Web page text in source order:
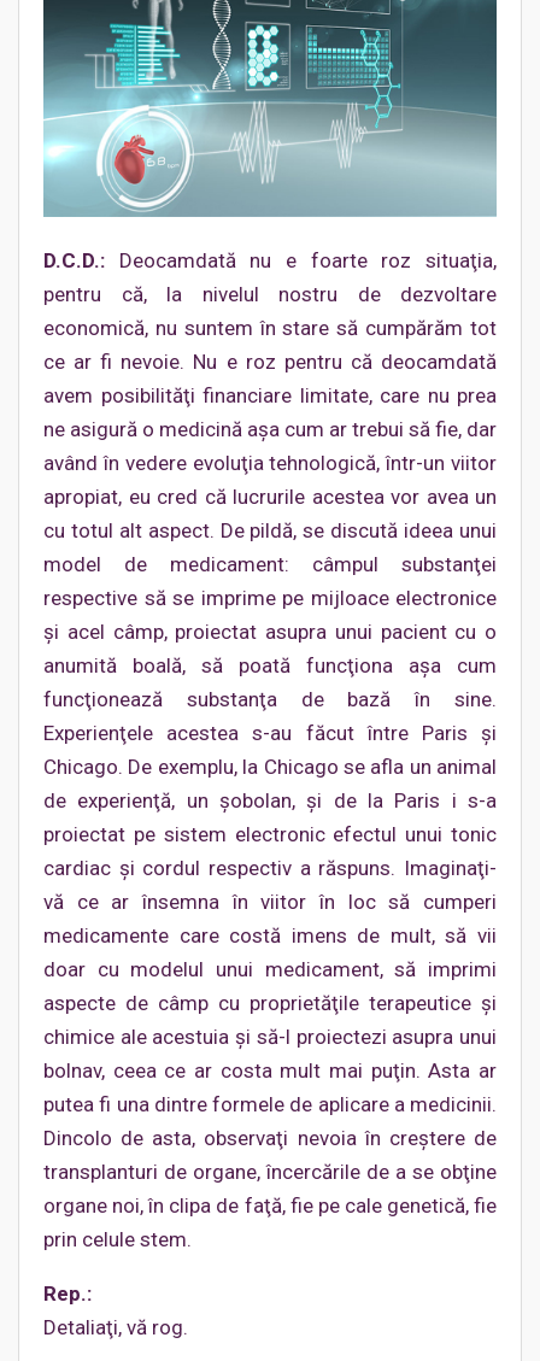
D.C.D.: Deocamdată nu e foarte roz situaţia,
pentru că, la nivelul nostru de dezvoltare
economică, nu suntem în stare să cumpărăm tot
ce ar fi nevoie. Nu e roz pentru că deocamdată
avem posibilităţi financiare limitate, care nu prea
ne asigură o medicină aşa cum ar trebui să fie, dar
având în vedere evoluţia tehnologică, într-un viitor
apropiat, eu cred că lucrurile acestea vor avea un
cu totul alt aspect. De pildă, se discută ideea unui
model de medicament: câmpul substanţei
respective să se imprime pe mijloace electronice
şi acel câmp, proiectat asupra unui pacient cu o
anumită boală, să poată funcţiona aşa cum
funcţionează substanţa de bază în sine.
Experienţele acestea s-au făcut între Paris şi
Chicago. De exemplu, la Chicago se afla un animal
de experienţă, un şobolan, şi de la Paris i s-a
proiectat pe sistem electronic efectul unui tonic
cardiac şi cordul respectiv a răspuns. Imaginaţi-
vă ce ar însemna în viitor în loc să cumperi
medicamente care costă imens de mult, să vii
doar cu modelul unui medicament, să imprimi
aspecte de câmp cu proprietăţile terapeutice şi
chimice ale acestuia şi să-l proiectezi asupra unui
bolnav, ceea ce ar costa mult mai puţin. Asta ar
putea fi una dintre formele de aplicare a medicinii.
Dincolo de asta, observaţi nevoia în creştere de
transplanturi de organe, încercările de a se obţine
organe noi, în clipa de faţă, fie pe cale genetică, fie
prin celule stem.
Rep.:
Detaliaţi, vă rog.